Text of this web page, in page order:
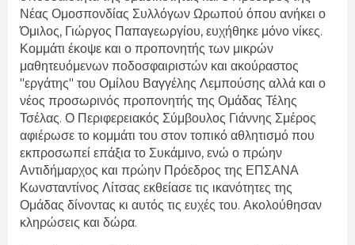
Νέας Ομοσπονδίας Συλλόγων Ωρωπού όπου ανήκει ο
Όμιλος, Γιώργος Παπαγεωργίου, ευχήθηκε μόνο νίκες.
Κομμάτι έκοψε και ο προπονητής των μικρών
μαθητευόμενων ποδοσφαιριστών και ακούραστος
"εργάτης" του Ομίλου Βαγγέλης Λεμπούσης αλλά και ο
νέος προσωρινός προπονητής της Ομάδας Τέλης
Τσέλας. Ο Περιφερειακός Σύμβουλος Γιάννης Σμέρος
αφιέρωσε το κομμάτι του στον τοπικό αθλητισμό που
εκπροσωπεί επάξια το Συκάμινο, ενώ ο πρώην
Αντιδήμαρχος και πρώην Πρόεδρος της ΕΠΣΑΝΑ
Κωνσταντίνος Λίτσας εκθείασε τις ικανότητες της
Ομάδας δίνοντας κι αυτός τις ευχές του. Ακολούθησαν
κληρώσεις και δώρα.